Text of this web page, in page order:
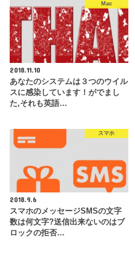
Mac
2018.11.10
あなたのシステムは３つのウイル
スに感染しています！がでまし
た,それも英語…
スマホ
2018.9.6
スマホのメッセージSMSの文字
数は何文字?送信出来ないのはブ
ロックの拒否…